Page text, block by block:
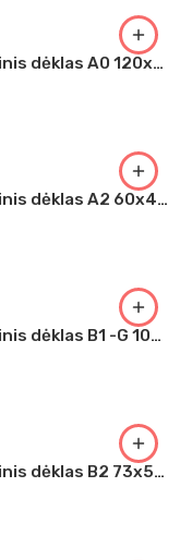
Plastikinis dėklas A0 120x84x4
Plastikinis dėklas A2 60x43x3
Plastikinis dėklas B1 -G 102x73x7,5
Plastikinis dėklas B2 73x52x3,5